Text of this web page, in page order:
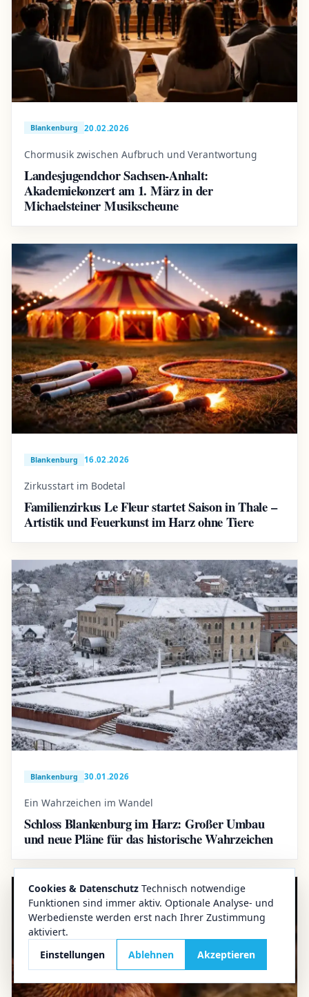
Cookies & Datenschutz Technisch notwendige
Funktionen sind immer aktiv. Optionale Analyse- und
Werbedienste werden erst nach Ihrer Zustimmung
aktiviert.
Einstellungen
Ablehnen Akzeptieren
Blankenburg 20.02.2026
Chormusik zwischen Aufbruch und Verantwortung
Landesjugendchor Sachsen-Anhalt:
Akademiekonzert am 1. März in der
Michaelsteiner Musikscheune
Blankenburg 16.02.2026
Zirkusstart im Bodetal
Familienzirkus Le Fleur startet Saison in Thale –
Artistik und Feuerkunst im Harz ohne Tiere
Blankenburg 30.01.2026
Ein Wahrzeichen im Wandel
Schloss Blankenburg im Harz: Großer Umbau
und neue Pläne für das historische Wahrzeichen